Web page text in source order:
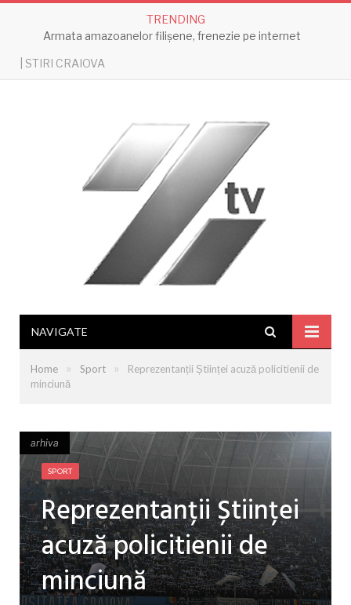
TRENDING
Armata amazoanelor filișene, frenezie pe internet
| STIRI CRAIOVA
NAVIGATE
Home » Sport »
Reprezentanții Științei acuză policitienii de
minciună
arhiva
SPORT
Reprezentanții Științei
acuză policitienii de
minciună
arhiva